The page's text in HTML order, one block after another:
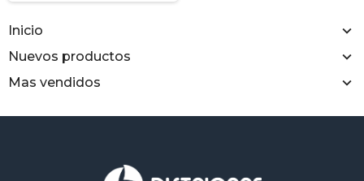
Inicio
Nuevos productos
Mas vendidos